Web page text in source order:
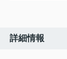
詳細情報